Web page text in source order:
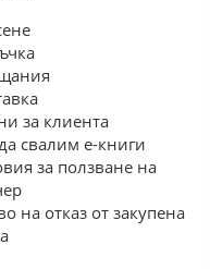
за клиента
свалим е-книги
за ползване на
на отказ от закупена